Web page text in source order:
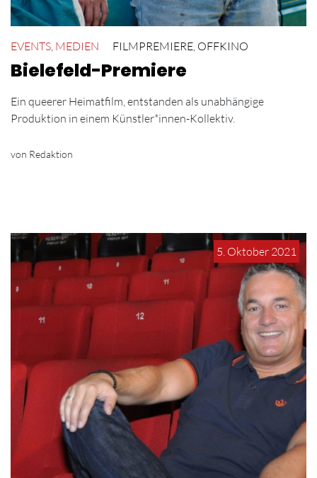
EVENTS, MEDIEN FILMPREMIERE, OFFKINO
Bielefeld-Premiere
Ein queerer Heimatfilm, entstanden als unabhängige
Produktion in einem Künstler*innen-Kollektiv.
von Redaktion
5. Oktober 2021